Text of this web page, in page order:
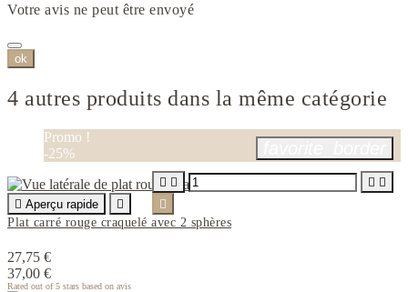
Votre avis ne peut être envoyé
ok
4 autres produits dans la même catégorie
Promo !
-25%
 Aperçu rapide

Plat carré rouge craquelé avec 2 sphères
27,75 €
37,00 €
Rated out of 5 stars based on avis
   
